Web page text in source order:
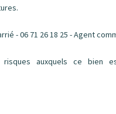
- 06 71 26 18 25 - Agent
auxquels ce bien